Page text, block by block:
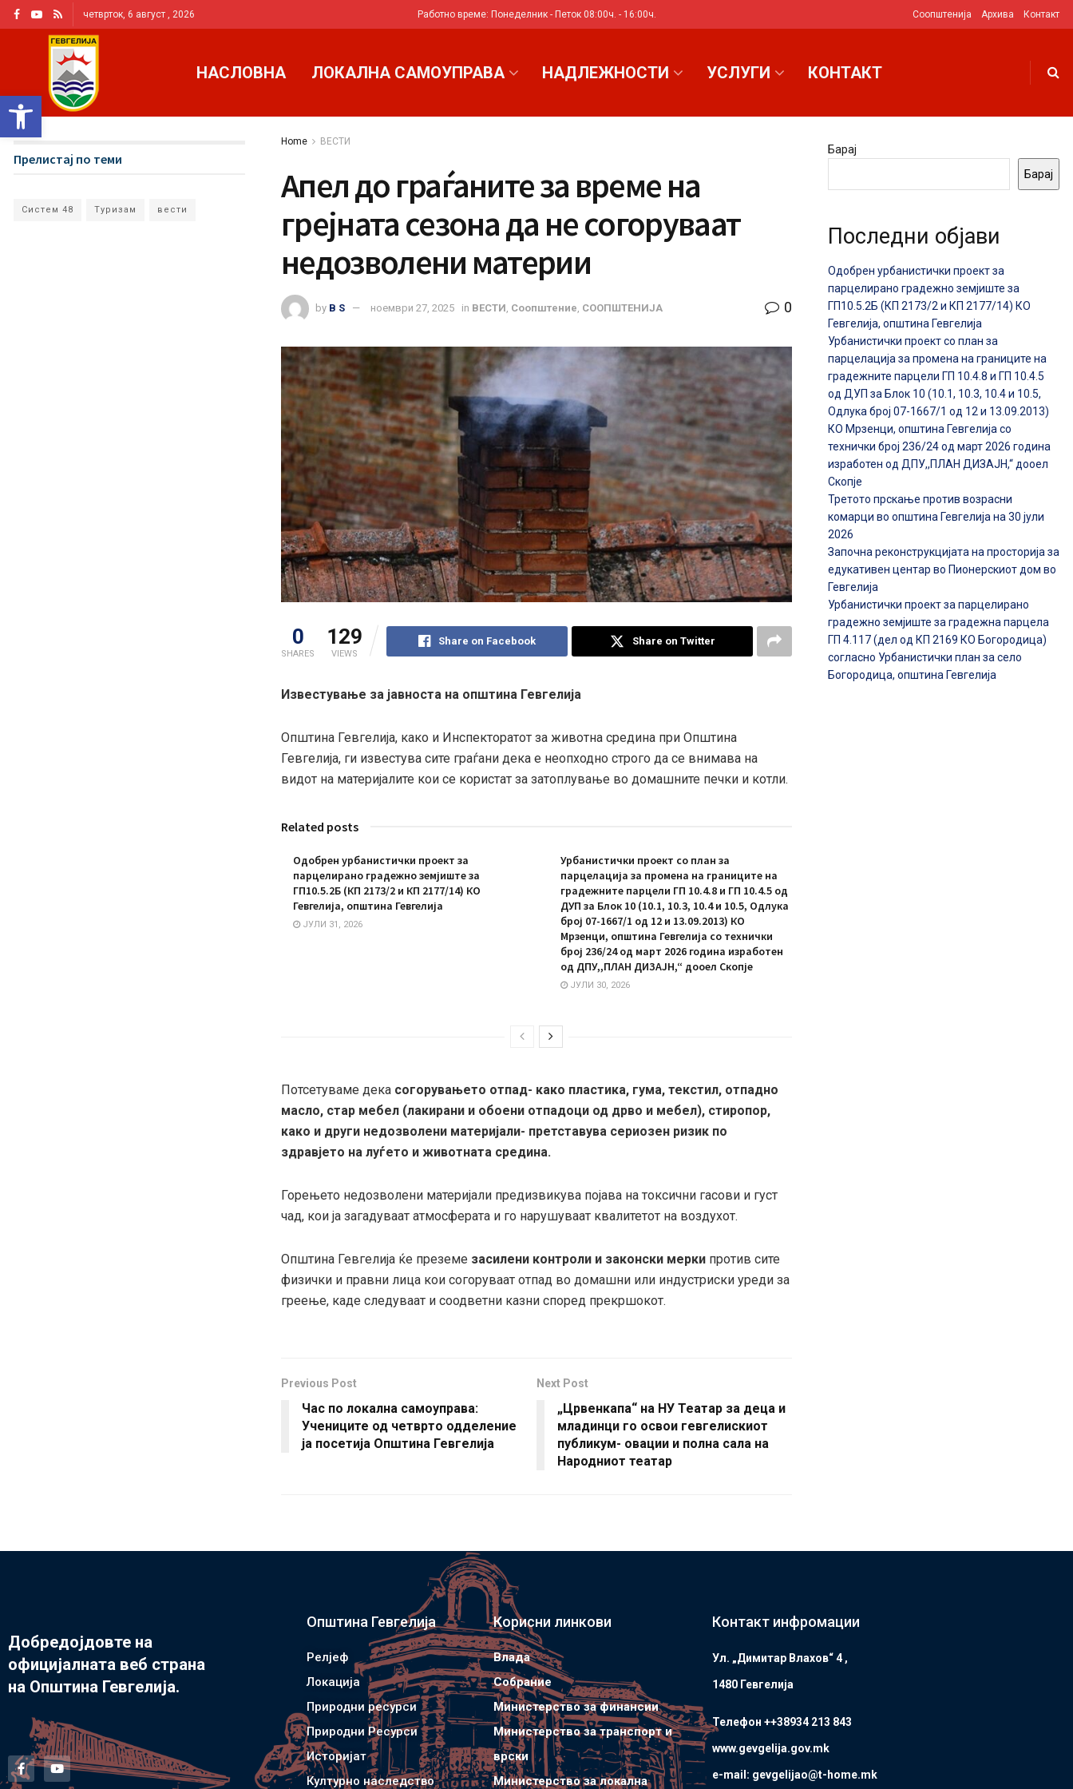
Open toolbar
четврток, 6 август , 2026 Работно време: Понеделник - Петок 08:00ч. - 16:00ч. Соопштенија Архива Контакт
НАСЛОВНА ЛОКАЛНА САМОУПРАВА НАДЛЕЖНОСТИ УСЛУГИ КОНТАКТ
Home ВЕСТИ
Апел до граѓаните за време на
грејната сезона да не согоруваат
недозволени материи
by B S ноември 27, 2025 in ВЕСТИ Соопштениe СООПШТЕНИЈА 0
0
SHARES
129
VIEWS
Share on Facebook Share on Twitter
Известување за јавноста на општина Гевгелија
Општина Гевгелија, како и Инспекторатот за животна средина при Општина
Гевгелија, ги известува сите граѓани дека е неопходно строго да се внимава на
видот на материјалите кои се користат за затоплување во домашните печки и котли.
Related posts
Одобрен урбанистички проект за
парцелирано градежно земјиште за
ГП10.5.2Б (КП 2173/2 и КП 2177/14) КО
Гевгелија, општина Гевгелија
ЈУЛИ 31, 2026
Урбанистички проект со план за
парцелација за промена на границите на
градежните парцели ГП 10.4.8 и ГП 10.4.5 од
ДУП за Блок 10 (10.1, 10.3, 10.4 и 10.5, Одлука
број 07-1667/1 од 12 и 13.09.2013) КО
Мрзенци, општина Гевгелија со технички
број 236/24 од март 2026 година изработен
од ДПУ,,ПЛАН ДИЗАЈН,“ дооел Скопје
ЈУЛИ 30, 2026
Потсетуваме дека согорувањето отпад- како пластика, гума, текстил, отпадно
масло, стар мебел (лакирани и обоени отпадоци од дрво и мебел), стиропор,
како и други недозволени материјали- претставува сериозен ризик по
здравјето на луѓето и животната средина.
Горењето недозволени материјали предизвикува појава на токсични гасови и густ
чад, кои ја загадуваат атмосферата и го нарушуваат квалитетот на воздухот.
Општина Гевгелија ќе преземе засилени контроли и законски мерки против сите
физички и правни лица кои согоруваат отпад во домашни или индустриски уреди за
греење, каде следуваат и соодветни казни според прекршокот.
Previous Post
Час по локална самоуправа:
Учениците од четврто одделение
ја посетија Општина Гевгелија
Next Post
„Црвенкапа“ на НУ Театар за деца и
младинци го освои гевгелискиот
публикум- овации и полна сала на
Народниот театар
Прелистај по теми
Систем 48 Туризам вести
Барај
Барај
Последни објави
Одобрен урбанистички проект за
парцелирано градежно земјиште за
ГП10.5.2Б (КП 2173/2 и КП 2177/14) КО
Гевгелија, општина Гевгелија
Урбанистички проект со план за
парцелација за промена на границите на
градежните парцели ГП 10.4.8 и ГП 10.4.5
од ДУП за Блок 10 (10.1, 10.3, 10.4 и 10.5,
Одлука број 07-1667/1 од 12 и 13.09.2013)
КО Мрзенци, општина Гевгелија со
технички број 236/24 од март 2026 година
изработен од ДПУ,,ПЛАН ДИЗАЈН,“ дооел
Скопје
Третото прскање против возрасни
комарци во општина Гевгелија на 30 јули
2026
Започна реконструкцијата на просторија за
едукативен центар во Пионерскиот дом во
Гевгелија
Урбанистички проект за парцелирано
градежно земјиште за градежна парцела
ГП 4.117 (дел од КП 2169 КО Богородица)
согласно Урбанистички план за село
Богородица, општина Гевгелија
Добредојдовте на
официјалната веб страна
на Општина Гевгелија.
Општина Гевгелија
Релјеф
Локација
Природни ресурси
Природни Ресурси
Историјат
Културно наследство
Корисни линкови
Влада
Собрание
Министерство за финансии
Министерство за транспорт и
врски
Министерство за локална
Контакт инфромации
Ул. „Димитар Влахов“ 4 ,
1480 Гевгелијa
Телефон ++38934 213 843
www.gevgelija.gov.mk
e-mail: gevgelijao@t-home.mk